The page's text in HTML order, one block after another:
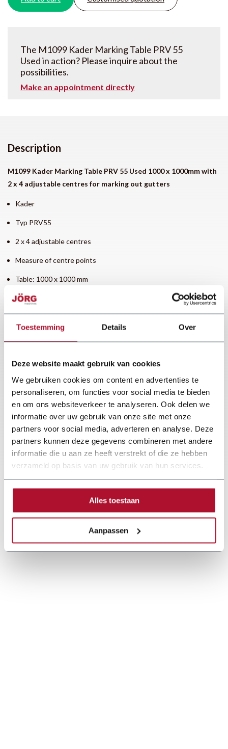
Toestemming Details Over
Deze website maakt gebruik van cookies
We gebruiken cookies om content en advertenties te
personaliseren, om functies voor social media te bieden
en om ons websiteverkeer te analyseren. Ook delen we
informatie over uw gebruik van onze site met onze
partners voor social media, adverteren en analyse. Deze
partners kunnen deze gegevens combineren met andere
informatie die u aan ze heeft verstrekt of die ze hebben
verzameld op basis van uw gebruik van hun services.
Alles toestaan
Aanpassen
The M1099 Kader Marking Table PRV 55
Used in action? Please inquire about the
possibilities.
Make an appointment directly
Description
M1099 Kader Marking Table PRV 55 Used 1000 x 1000mm with
2 x 4 adjustable centres for marking out gutters
Kader
Typ PRV55
2 x 4 adjustable centres
Measure of centre points
Table: 1000 x 1000 mm
Material: zinc / copper/ steel / aluminium, etc
Cut-outs in the table for easy removal of plates